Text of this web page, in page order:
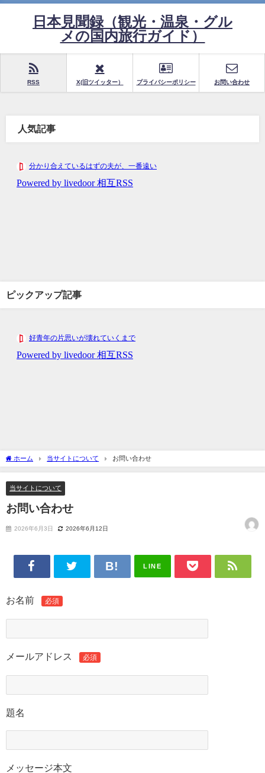
日本見聞録（観光・温泉・グル
メの国内旅行ガイド）
RSS X(旧ツイッター） プライバシーポリシー お問い合わせ
人気記事
ピックアップ記事
ホーム 当サイトについて お問い合わせ
当サイトについて
お問い合わせ
2026年6月3日 2026年6月12日
LINE
お名前 必須
メールアドレス 必須
題名
メッセージ本文